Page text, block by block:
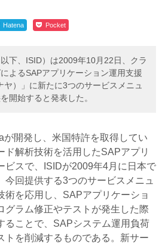
Hatena Pocket
下、ISID）は2009年10月22日、クラ
よるSAPアプリケーション運用支援
）」に新たに3つのサービスメニュ
開始すると発表した。
が開発し、米国特許を取得してい
ド解析技術を活用したSAPアプリ
ビスで、ISIDが2009年4月に日本で
今回提供する3つのサービスメニュ
術を応用し、SAPアプリケーショ
グラム修正やテストが発生した際
ることで、SAPシステム運用負荷
トを削減するものである。新サー